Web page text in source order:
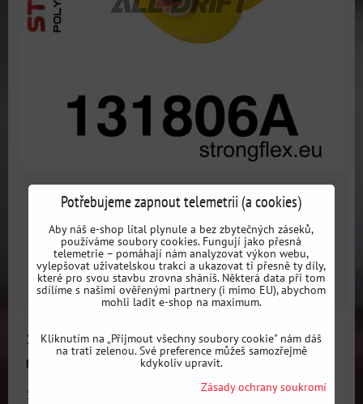
591 Kčs DPH
Dostupnost:3 dni
ZVOLTE VARIANTU
131805B Přední silentblok předního spodního
ramene - Opel / Vauxhall B (94-99)
131805B: Přední spodní rameno přední silentblok -
Potřebujeme zapnout telemetrii (a cookies)
Aby náš e-shop lítal plynule a bez zbytečných záseků,
používáme soubory cookies. Fungují jako přesná
telemetrie – pomáhají nám analyzovat výkon webu,
vylepšovat uživatelskou trakci a ukazovat ti přesně ty díly,
které pro svou stavbu zrovna sháníš. Některá data při tom
sdílíme s našimi ověřenými partnery (i mimo EU), abychom
mohli ladit e-shop na maximum.
Kliknutím na „Přijmout všechny soubory cookie" nám dáš
na trati zelenou. Své preference můžeš samozřejmě
kdykoliv upravit.
Zásady ochrany soukromí